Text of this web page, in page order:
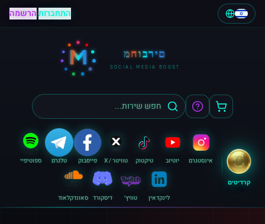
התחברות|הרשמה
M מחוברים
SOCIAL MEDIA BOOST
קרדיטים
אינסטגרם יוטיוב טיקטוק טוויטר / X פייסבוק טלגרם ספוטיפיי
לינקדאין טוויץ׳ דיסקורד סאונדקלאוד